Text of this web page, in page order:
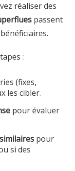
réaliser des
passent
:
(fixes,
les cibler.
pour évaluer
pour
si des